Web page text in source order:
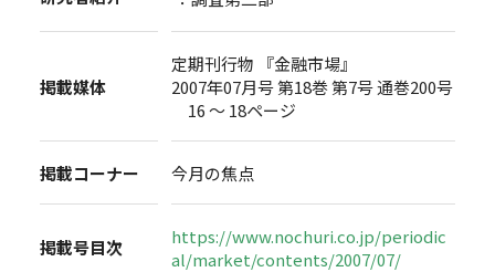
掲載媒体
定期刊行物 『金融市場』
2007年07月号 第18巻 第7号 通巻200号
16 ～ 18ページ
掲載コーナー 今月の焦点
掲載号目次
https://www.nochuri.co.jp/periodic
al/market/contents/2007/07/